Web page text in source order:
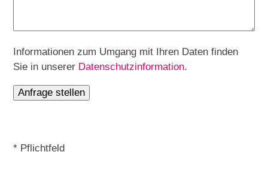
Informationen zum Umgang mit Ihren Daten finden
Sie in unserer Datenschutzinformation.
* Pflichtfeld